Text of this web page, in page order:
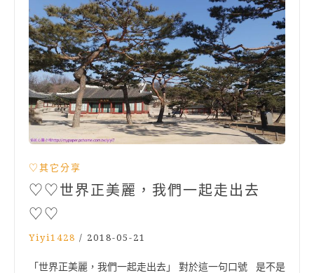
♡其它分享
♡♡世界正美麗，我們一起走出去
♡♡
Yiyi1428 / 2018-05-21
「世界正美麗，我們一起走出去」 對於這一句口號 是不是